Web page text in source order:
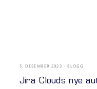
5. DESEMBER 2023 BLOGG
Jira Clouds nye